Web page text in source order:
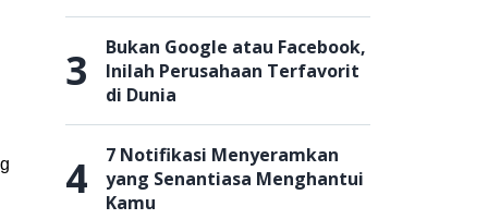
3
Bukan Google atau Facebook,
Inilah Perusahaan Terfavorit
di Dunia
4
7 Notifikasi Menyeramkan
yang Senantiasa Menghantui
Kamu